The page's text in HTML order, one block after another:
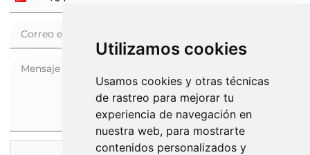
Utilizamos cookies
Usamos cookies y otras técnicas
de rastreo para mejorar tu
experiencia de navegación en
nuestra web, para mostrarte
contenidos personalizados y